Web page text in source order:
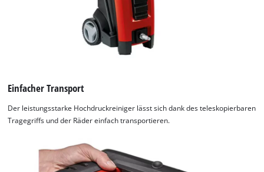
Einfacher Transport
Der leistungsstarke Hochdruckreiniger lässt sich dank des teleskopierbaren
Tragegriffs und der Räder einfach transportieren.